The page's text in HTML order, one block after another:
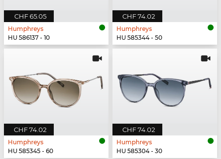
CHF 65.05
Humphreys
HU 586137 - 10
CHF 74.02
Humphreys
HU 585344 - 50
CHF 74.02
Humphreys
HU 585345 - 60
CHF 74.02
Humphreys
HU 585304 - 30